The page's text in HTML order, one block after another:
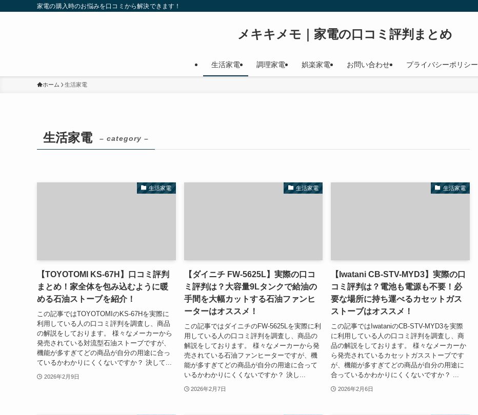
家電の購入時のお悩みを口コミから解決できます！
メキキメモ｜家電の口コミ評判まとめ
生活家電 調理家電 娯楽家電 お問い合わせ プライバシーポリシー
ホーム 生活家電
生活家電 – category –
生活家電
【TOYOTOMI KS-67H】口コミ評判
まとめ！家全体を包み込むように暖
める石油ストーブを紹介！
この記事ではTOYOTOMIのKS-67Hを実際に
利用している人の口コミ評判を調査し、商品
の解説をしております。 様々なメーカーから
発売されている対流型石油ストーブですが、
機能が多すぎてどの商品が自分の用途に合っ
ているかわかりにくくないですか？ 決して...
2026年2月9日
生活家電
【ダイニチ FW-5625L】実際の口コ
ミ評判は？大容量9Lタンクで給油の
手間を大幅カットする石油ファンヒ
ーターはオススメ！
この記事ではダイニチのFW-5625Lを実際に利
用している人の口コミ評判を調査し、商品の
解説をしております。 様々なメーカーから発
売されている石油ファンヒーターですが、機
能が多すぎてどの商品が自分の用途に合って
いるかわかりにくくないですか？ 決し...
2026年2月7日
生活家電
【Iwatani CB-STV-MYD3】実際の口
コミ評判は？電池も電源も不要！必
要な場所に持ち運べるカセットガス
ストーブはオススメ！
この記事ではIwataniのCB-STV-MYD3を実際
に利用している人の口コミ評判を調査し、商
品の解説をしております。 様々なメーカーか
ら発売されているカセットガスストーブです
が、機能が多すぎてどの商品が自分の用途に
合っているかわかりにくくないですか？ ...
2026年2月6日